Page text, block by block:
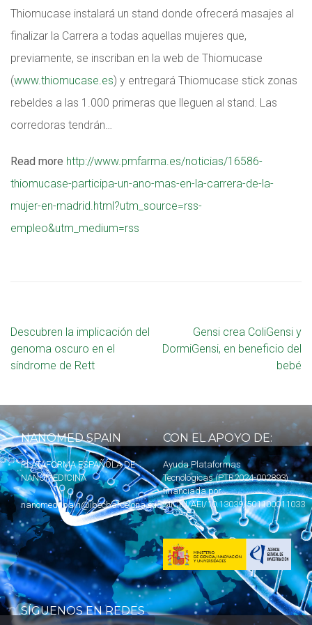
Thiomucase instalará un stand donde ofrecerá masajes al
finalizar la Carrera a todas aquellas mujeres que,
previamente, se inscriban en la web de Thiomucase
(www.thiomucase.es) y entregará Thiomucase stick zonas
rebeldes a las 1.000 primeras que lleguen al stand. Las
corredoras tendrán…
Read more http://www.pmfarma.es/noticias/16586-
thiomucase-participa-un-ano-mas-en-la-carrera-de-la-
mujer-en-madrid.html?utm_source=rss-
empleo&utm_medium=rss
Descubren la implicación del
genoma oscuro en el
síndrome de Rett
Gensi crea ColiGensi y
DormiGensi, en beneficio del
bebé
NANOMED SPAIN
PLATAFORMA ESPAÑOLA DE
NANOMEDICINA
nanomedspain@ibecbarcelona.eu
CON EL APOYO DE:
Ayuda Plataformas
Tecnológicas (PTR2024-002893)
financiada por
MICIU/AEI/10.13039/501100011033
SÍGUENOS EN REDES